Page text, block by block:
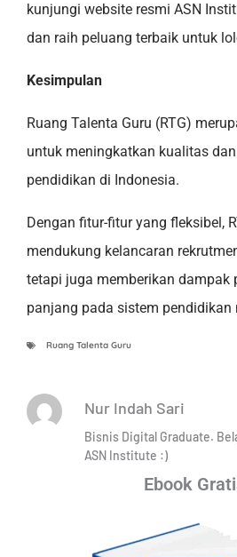
kunjungi website resmi ASN
dan raih peluang terbaik untuk
Kesimpulan
Ruang Talenta Guru (RTG)
untuk meningkatkan kualitas
pendidikan di Indonesia.
Dengan fitur-fitur yang fleksibel,
mendukung kelancaran
tetapi juga memberikan dampak
panjang pada sistem pendidikan
Ruang Talenta Guru
Nur Indah Sari
Bisnis Digital Graduate.
ASN Institute :)
Ebook